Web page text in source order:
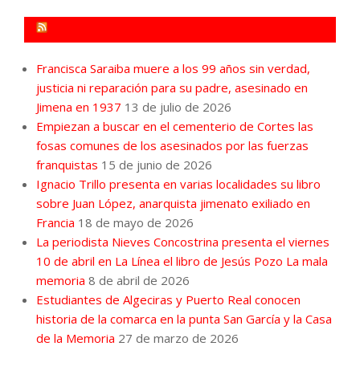
Francisca Saraiba muere a los 99 años sin verdad,
justicia ni reparación para su padre, asesinado en
Jimena en 1937 13 de julio de 2026
Empiezan a buscar en el cementerio de Cortes las
fosas comunes de los asesinados por las fuerzas
franquistas 15 de junio de 2026
Ignacio Trillo presenta en varias localidades su libro
sobre Juan López, anarquista jimenato exiliado en
Francia 18 de mayo de 2026
La periodista Nieves Concostrina presenta el viernes
10 de abril en La Línea el libro de Jesús Pozo La mala
memoria 8 de abril de 2026
Estudiantes de Algeciras y Puerto Real conocen
historia de la comarca en la punta San García y la Casa
de la Memoria 27 de marzo de 2026